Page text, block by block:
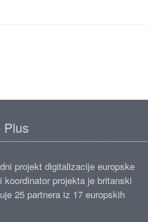
Plus
projekt digitalizacije europske
projekta je britanski
25 partnera iz 17 europskih